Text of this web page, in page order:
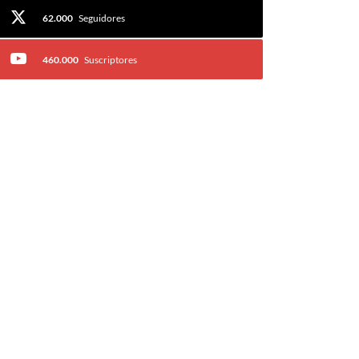
62.000 Seguidores
460.000 Suscriptores